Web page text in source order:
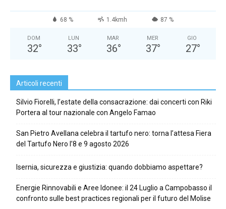
68 % 1.4kmh 87 %
DOM
32°
LUN
33°
MAR
36°
MER
37°
GIO
27°
Articoli recenti
Silvio Fiorelli, l’estate della consacrazione: dai concerti con Riki
Portera al tour nazionale con Angelo Famao
San Pietro Avellana celebra il tartufo nero: torna l’attesa Fiera
del Tartufo Nero l’8 e 9 agosto 2026
Isernia, sicurezza e giustizia: quando dobbiamo aspettare?
Energie Rinnovabili e Aree Idonee: il 24 Luglio a Campobasso il
confronto sulle best practices regionali per il futuro del Molise